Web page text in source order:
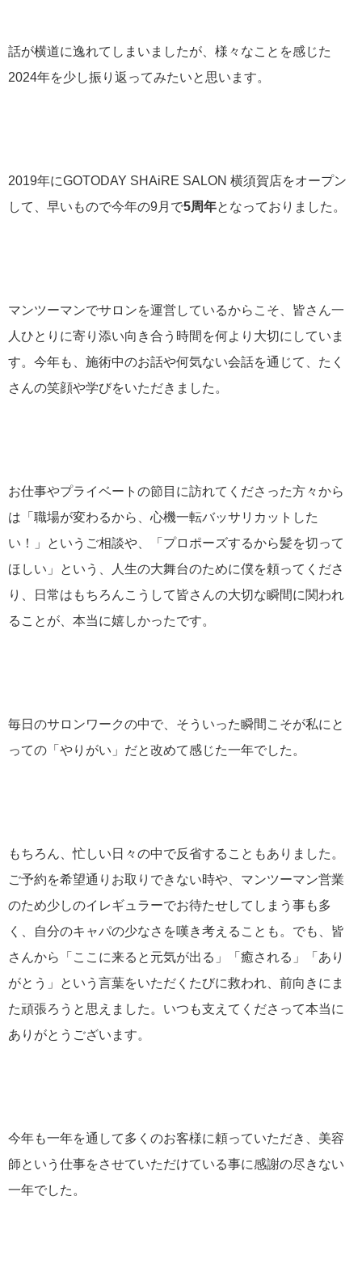
話が横道に逸れてしまいましたが、様々なことを感じた
2024年を少し振り返ってみたいと思います。
2019年にGOTODAY SHAiRE SALON 横須賀店をオープン
して、早いもので今年の9月で5周年となっておりました。
マンツーマンでサロンを運営しているからこそ、皆さん一
人ひとりに寄り添い向き合う時間を何より大切にしていま
す。今年も、施術中のお話や何気ない会話を通じて、たく
さんの笑顔や学びをいただきました。
お仕事やプライベートの節目に訪れてくださった方々から
は「職場が変わるから、心機一転バッサリカットした
い！」というご相談や、「プロポーズするから髪を切って
ほしい」という、人生の大舞台のために僕を頼ってくださ
り、日常はもちろんこうして皆さんの大切な瞬間に関われ
ることが、本当に嬉しかったです。
毎日のサロンワークの中で、そういった瞬間こそが私にと
っての「やりがい」だと改めて感じた一年でした。
もちろん、忙しい日々の中で反省することもありました。
ご予約を希望通りお取りできない時や、マンツーマン営業
のため少しのイレギュラーでお待たせしてしまう事も多
く、自分のキャパの少なさを嘆き考えることも。でも、皆
さんから「ここに来ると元気が出る」「癒される」「あり
がとう」という言葉をいただくたびに救われ、前向きにま
た頑張ろうと思えました。いつも支えてくださって本当に
ありがとうございます。
今年も一年を通して多くのお客様に頼っていただき、美容
師という仕事をさせていただけている事に感謝の尽きない
一年でした。